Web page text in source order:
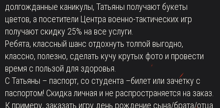
долгожданные каникулы, Татьяны получают букеты
цветов, а посетители Центра военно-тактических игр
получают скидку 25% на все услуги.
Ребята, классный шанс отдохнуть толпой выгодно,
классно, полезно, сделать кучу крутых фото и провести
время с пользой для здоровья.
С Татьяны – паспорт, со студента –билет или зачетку с
паспортом! Скидка личная и не распространяется на заказ.
К примеру, заказать игру день рождение сына/брата/отца